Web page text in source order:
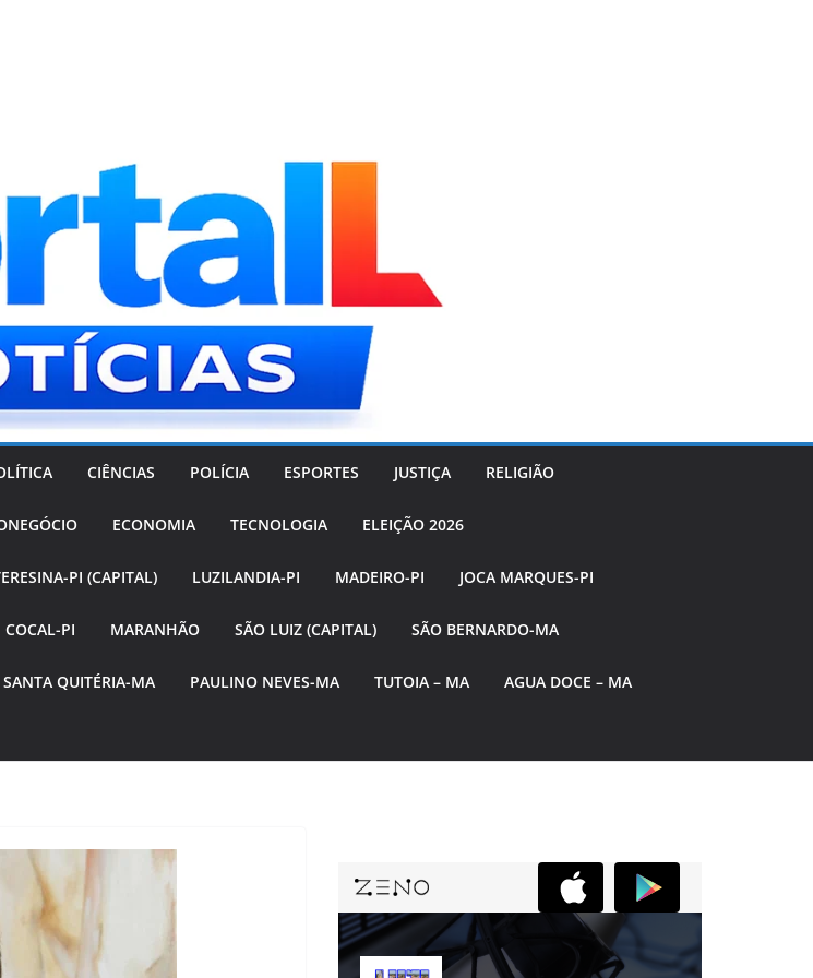
CIÊNCIAS POLÍCIA ESPORTES JUSTIÇA RELIGIÃO
ECONOMIA TECNOLOGIA ELEIÇÃO 2026
PI (CAPITAL) LUZILANDIA-PI MADEIRO-PI JOCA MARQUES-PI
COCAL-PI MARANHÃO SÃO LUIZ (CAPITAL) SÃO BERNARDO-MA
SANTA QUITÉRIA-MA PAULINO NEVES-MA TUTOIA – MA AGUA DOCE – MA